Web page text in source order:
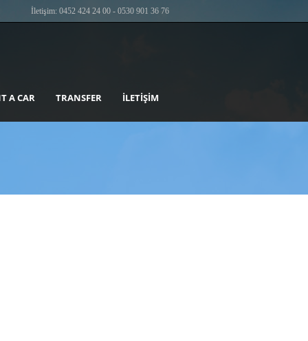
İletişim: 0452 424 24 00 - 0530 901 36 76
A CAR TRANSFER İLETIŞIM